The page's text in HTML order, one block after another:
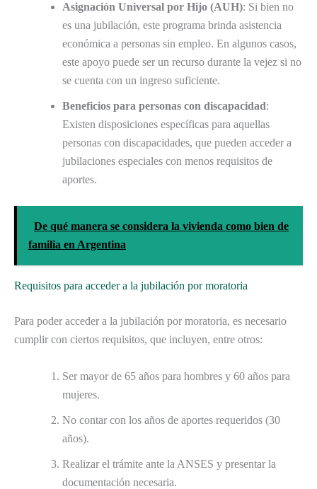
Asignación Universal por Hijo (AUH): Si bien no
es una jubilación, este programa brinda asistencia
económica a personas sin empleo. En algunos casos,
este apoyo puede ser un recurso durante la vejez si no
se cuenta con un ingreso suficiente.
Beneficios para personas con discapacidad:
Existen disposiciones específicas para aquellas
personas con discapacidades, que pueden acceder a
jubilaciones especiales con menos requisitos de
aportes.
De qué manera se considera la vivienda como bien de
familia en Argentina
Requisitos para acceder a la jubilación por moratoria
Para poder acceder a la jubilación por moratoria, es necesario
cumplir con ciertos requisitos, que incluyen, entre otros:
Ser mayor de 65 años para hombres y 60 años para
mujeres.
No contar con los años de aportes requeridos (30
años).
Realizar el trámite ante la ANSES y presentar la
documentación necesaria.